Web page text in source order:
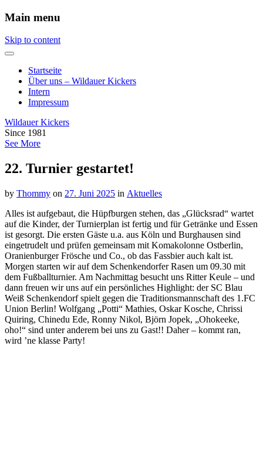
Main menu
Skip to content
Startseite
Über uns – Wildauer Kickers
Intern
Impressum
Wildauer Kickers
Since 1981
See More
22. Turnier gestartet!
by Thommy on 27. Juni 2025 in Aktuelles
Alles ist aufgebaut, die Hüpfburgen stehen, das „Glücksrad“ wartet
auf die Kinder, der Turnierplan ist fertig und für Getränke und Essen
ist gesorgt. Die ersten Gäste u.a. aus Köln und Burghausen sind
eingetrudelt und prüfen gemeinsam mit Komakolonne Ostberlin,
Oranienburger Frösche und Co., ob das Fassbier auch kalt ist.
Morgen starten wir auf dem Schenkendorfer Rasen um 09.30 mit
dem Fußballturnier. Am Nachmittag besucht uns Ritter Keule – und
dann freuen wir uns auf ein persönliches Highlight: der SC Blau
Weiß Schenkendorf spielt gegen die Traditionsmannschaft des 1.FC
Union Berlin! Wolfgang „Potti“ Mathies, Oskar Kosche, Chrissi
Quiring, Chinedu Ede, Ronny Nikol, Björn Jopek, „Ohokeeke,
oho!“ sind unter anderem bei uns zu Gast!! Daher – kommt ran,
wird ’ne klasse Party!